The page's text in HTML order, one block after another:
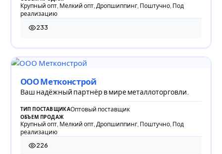
Крупный опт, Мелкий опт, Дропшиппинг, Поштучно, Под
реализацию
233
233 просмотра
ООО Метконстрой
Ваш надёжный партнёр в мире металлоторговли.
ТИП ПОСТАВЩИКАОптовый поставщик
ОБЪЕМ ПРОДАЖ
Крупный опт, Мелкий опт, Дропшиппинг, Поштучно, Под
реализацию
226
226 просмотров